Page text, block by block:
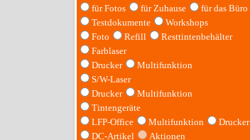
für Fotos
für Zuhause
für das Büro
Testdokumente
Workshops
Foto
Refill
Resttintenbehälter
Farblaser
Drucker
Multifunktion
S/W-Laser
Drucker
Multifunktion
Tintengeräte
LFP-Office
Multifunktion
Drucker
DC-Artikel
Aktionen